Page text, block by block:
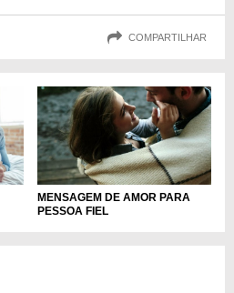
COMPARTILHAR
MENSAGEM DE AMOR PARA
PESSOA FIEL